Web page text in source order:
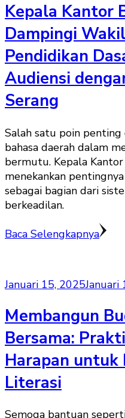
Kepala Kantor
Dampingi
Pendidikan
Audiensi
Serang
Salah satu poin
bahasa daerah dalam
bermutu. Kepala
menekankan
sebagai bagian dari
berkeadilan.
Baca Selengkapnya
Januari 15, 2025Januari
Membangun
Bersama:
Harapan untuk
Literasi
Semoga bantuan